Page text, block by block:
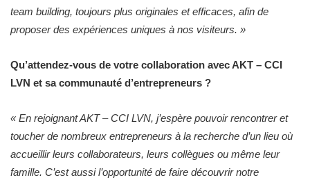
team building, toujours plus originales et efficaces, afin de
proposer des expériences uniques à nos visiteurs. »
Qu’attendez-vous de votre collaboration avec AKT – CCI
LVN et sa communauté d’entrepreneurs ?
« En rejoignant AKT – CCI LVN, j’espère pouvoir rencontrer et
toucher de nombreux entrepreneurs à la recherche d’un lieu où
accueillir leurs collaborateurs, leurs collègues ou même leur
famille. C’est aussi l’opportunité de faire découvrir notre